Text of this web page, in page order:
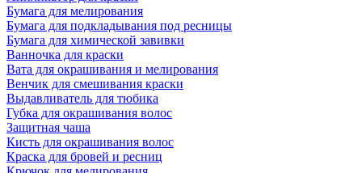
Бумага для мелирования
Бумага для подкладывания под ресницы
Бумага для химической завивки
Ванночка для краски
Вата для окрашивания и мелирования
Венчик для смешивания краски
Выдавливатель для тюбика
Губка для окрашивания волос
Защитная чаша
Кисть для окрашивания волос
Краска для бровей и ресниц